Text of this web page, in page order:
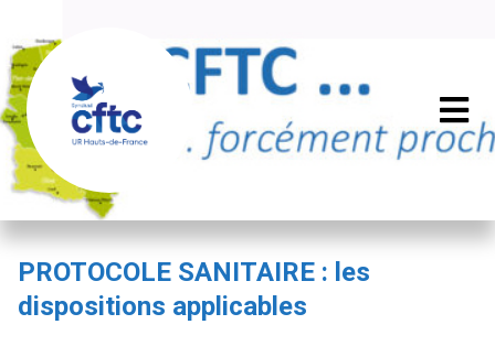
PROTOCOLE SANITAIRE : les
dispositions applicables